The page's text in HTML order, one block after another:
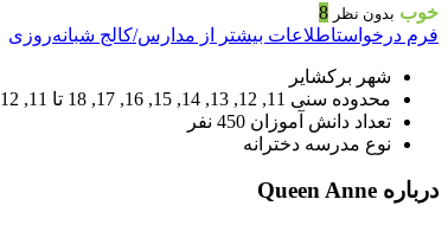
خوب بدون نظر 8
فرم درخواستاطلاعات بیشتر از مدارس/کالج شبانه‌روزی
شهر برکشایر
محدوده سنی 11, 12, 13, 14, 15, 16, 17, 18 تا 11, 12, 13, 14, 15, 16, 17, 18
تعداد دانش آموزان 450 نفر
نوع مدرسه دخترانه
درباره Queen Anne